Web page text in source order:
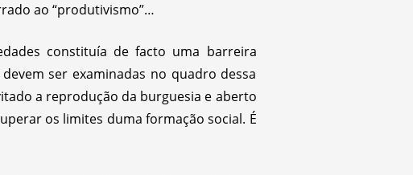
ao “produtivismo”…
constituía de facto uma barreira
ser examinadas no quadro dessa
a reprodução da burguesia e aberto
os limites duma formação social. É